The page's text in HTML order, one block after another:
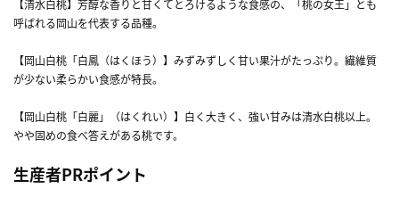
【清水白桃】芳醇な香りと甘くてとろけるような食感の、「桃の女王」とも
呼ばれる岡山を代表する品種。
【岡山白桃「白鳳（はくほう）】みずみずしく甘い果汁がたっぷり。繊維質
が少ない柔らかい食感が特長。
【岡山白桃「白麗」（はくれい）】白く大きく、強い甘みは清水白桃以上。
やや固めの食べ答えがある桃です。
生産者PRポイント